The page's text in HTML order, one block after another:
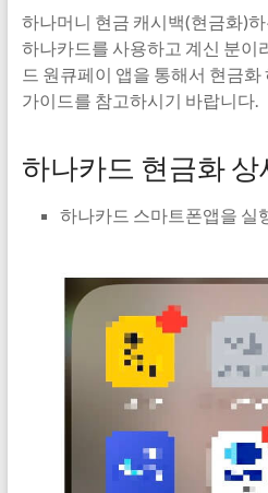
하나머니 현금 캐시백(현금화)
하나카드를 사용하고 계신 분이
드 원큐페이 앱을 통해서 현금
가이드를 참고하시기 바랍니다.
하나카드 현금화 상
하나카드 스마트폰앱을 실